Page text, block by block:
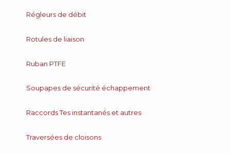
Régleurs de débit
Rotules de liaison
Ruban PTFE
Soupapes de sécurité échappement
Raccords Tes instantanés et autres
Traversées de cloisons